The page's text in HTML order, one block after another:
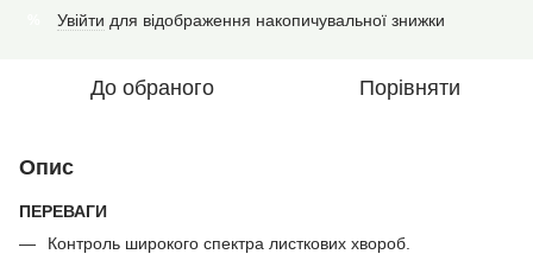
Увійти для відображення накопичувальної знижки
До обраного Порівняти
Опис
ПЕРЕВАГИ
Контроль широкого спектра листкових хвороб.